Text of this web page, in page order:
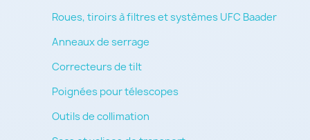
Roues, tiroirs à filtres et systèmes UFC Baader
Anneaux de serrage
Correcteurs de tilt
Poignées pour télescopes
Outils de collimation